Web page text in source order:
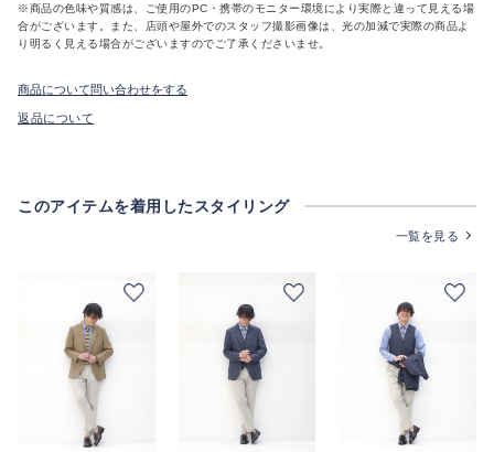
※商品の色味や質感は、ご使用のPC・携帯のモニター環境により実際と違って見える場
合がございます。また、店頭や屋外でのスタッフ撮影画像は、光の加減で実際の商品よ
り明るく見える場合がございますのでご了承くださいませ。
商品について問い合わせをする
返品について
このアイテムを着用したスタイリング
一覧を見る